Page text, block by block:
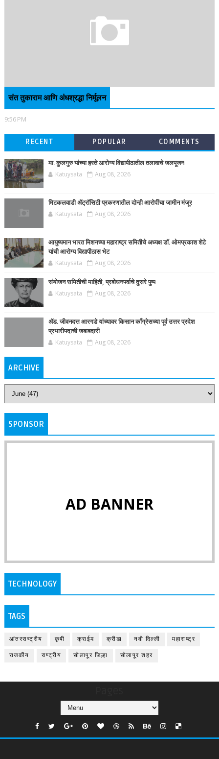
संत तुकाराम आणि अंधश्रद्धा निर्मूलन
9:56 PM
RECENT POPULAR COMMENTS
मा. कुलगुरु यांच्या हस्ते आरोग्य विद्यापीठातील तलावाचे जलपूजन
Katuysata Aug 08, 2026
मिटकलवाडी ॲट्रॉसिटी प्रकरणातील दोन्ही आरोपींचा जामीन मंजूर
Katuysata Aug 08, 2026
आयुष्यमान भारत मिशनच्या महाराष्ट्र समितीचे अध्यक्ष डॉ. ओमप्रकाश शेटे
यांची आरोग्य विद्यापीठास भेट
Katuysata Aug 08, 2026
संयोजन समितीची माहिती, प्रबोधनपर्वाचे दुसरे पुष्प
Katuysata Aug 08, 2026
ॲड. जीवनदत्त आरगडे यांच्यावर किसान काँग्रेसच्या पूर्व उत्तर प्रदेश
प्रभारीपदाची जबाबदारी
Katuysata Aug 08, 2026
ARCHIVE
SPONSOR
AD BANNER
TECHNOLOGY
TAGS
आंतरराष्ट्रीय कृषी क्राईम क्रीडा नवी दिल्ली महाराष्ट्र
राजकीय राष्ट्रीय सोलापूर जिल्हा सोलापूर शहर